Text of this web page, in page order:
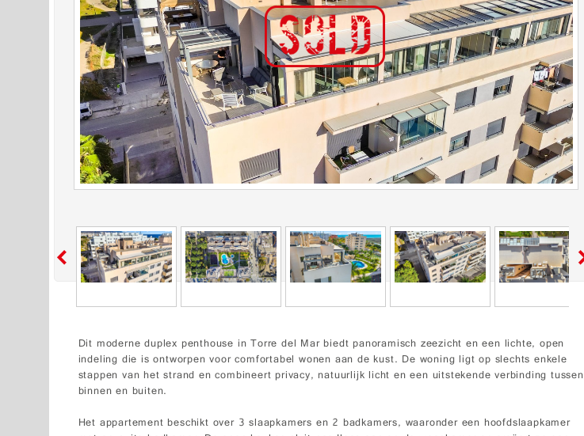
Dit moderne duplex penthouse in Torre del Mar biedt panoramisch zeezicht en een lichte, open
indeling die is ontworpen voor comfortabel wonen aan de kust. De woning ligt op slechts enkele
stappen van het strand en combineert privacy, natuurlijk licht en een uitstekende verbinding tussen
binnen en buiten.
Het appartement beschikt over 3 slaapkamers en 2 badkamers, waaronder een hoofdslaapkamer